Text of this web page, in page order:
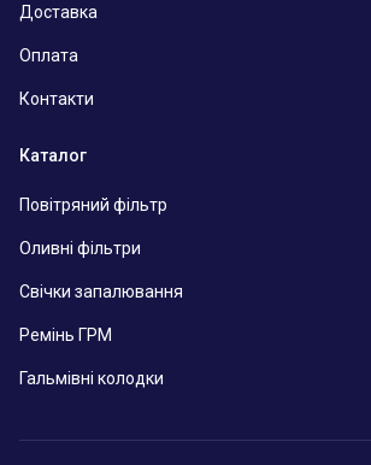
Доставка
Оплата
Контакти
Каталог
Повітряний фільтр
Оливні фільтри
Свічки запалювання
Ремінь ГРМ
Гальмівні колодки